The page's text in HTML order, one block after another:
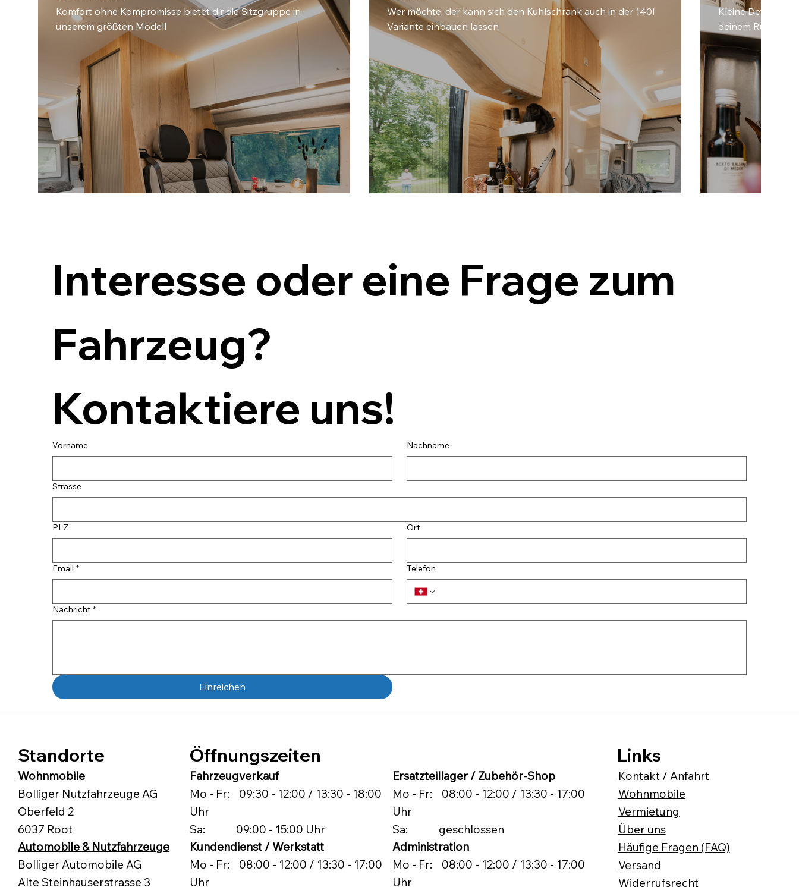
Komfort ohne Kompromisse bietet dir die Sitzgruppe in
unserem größten Modell
Wer möchte, der kann sich den Kühlschrank auch in der 140l
Variante einbauen lassen
Kleine Details
deinem Runner
Interesse oder eine Frage zum
Fahrzeug?
Kontaktiere uns!
Vorname Nachname
Strasse
PLZ Ort
Email * Telefon
Nachricht *
Einreichen
Standorte Öffnungszeiten Links
Wohnmobile
Bolliger Nutzfahrzeuge AG
Oberfeld 2
6037 Root
Fahrzeugverkauf
Mo - Fr: 09:30 - 12:00 / 13:30 - 18:00
Uhr
Sa: 09:00 - 15:00 Uhr
Ersatzteillager / Zubehör-Shop
Mo - Fr: 08:00 - 12:00 / 13:30 - 17:00
Uhr
Sa: geschlossen
Kontakt / Anfahrt
Wohnmobile
Vermietung
Über uns
Häufige Fragen (FAQ)
Versand
Widerrufsrecht
Automobile & Nutzfahrzeuge
Bolliger Automobile AG
Alte Steinhauserstrasse 3
Kundendienst / Werkstatt
Mo - Fr: 08:00 - 12:00 / 13:30 - 17:00
Uhr
Administration
Mo - Fr: 08:00 - 12:00 / 13:30 - 17:00
Uhr